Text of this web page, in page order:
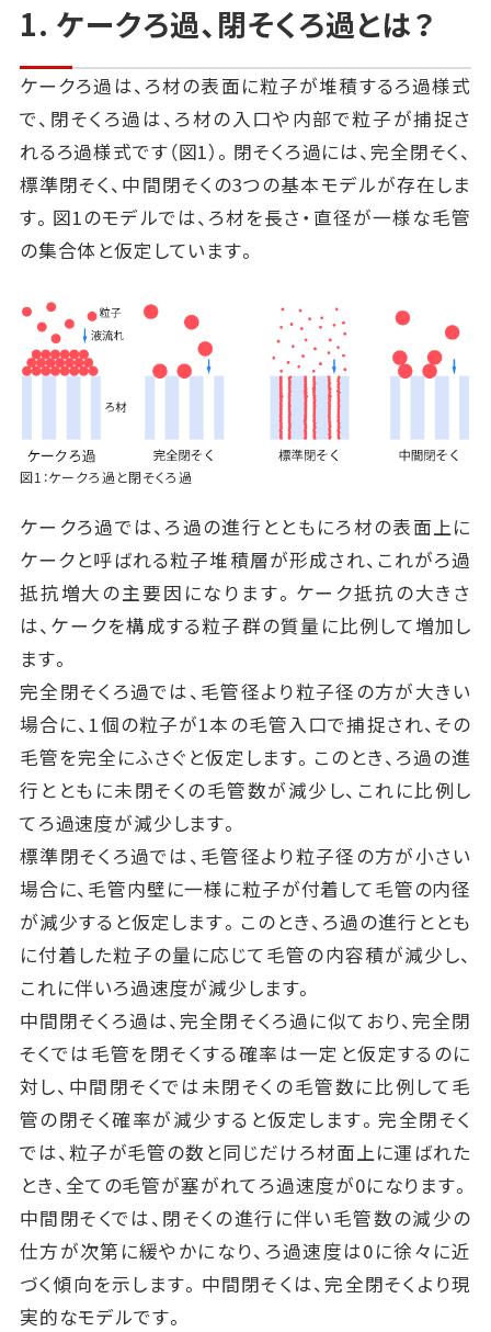
1. ケークろ過、閉そくろ過とは？
ケークろ過は、ろ材の表面に粒子が堆積するろ過様式
で、閉そくろ過は、ろ材の入口や内部で粒子が捕捉さ
れるろ過様式です（図1）。閉そくろ過には、完全閉そく、
標準閉そく、中間閉そくの3つの基本モデルが存在しま
す。図1のモデルでは、ろ材を長さ・直径が一様な毛管
の集合体と仮定しています。
図1：ケークろ過と閉そくろ過
ケークろ過では、ろ過の進行とともにろ材の表面上に
ケークと呼ばれる粒子堆積層が形成され、これがろ過
抵抗増大の主要因になります。ケーク抵抗の大きさ
は、ケークを構成する粒子群の質量に比例して増加し
ます。
完全閉そくろ過では、毛管径より粒子径の方が大きい
場合に、1個の粒子が1本の毛管入口で捕捉され、その
毛管を完全にふさぐと仮定します。このとき、ろ過の進
行とともに未閉そくの毛管数が減少し、これに比例し
てろ過速度が減少します。
標準閉そくろ過では、毛管径より粒子径の方が小さい
場合に、毛管内壁に一様に粒子が付着して毛管の内径
が減少すると仮定します。このとき、ろ過の進行ととも
に付着した粒子の量に応じて毛管の内容積が減少し、
これに伴いろ過速度が減少します。
中間閉そくろ過は、完全閉そくろ過に似ており、完全閉
そくでは毛管を閉そくする確率は一定と仮定するのに
対し、中間閉そくでは未閉そくの毛管数に比例して毛
管の閉そく確率が減少すると仮定します。完全閉そく
では、粒子が毛管の数と同じだけろ材面上に運ばれた
とき、全ての毛管が塞がれてろ過速度が0になります。
中間閉そくでは、閉そくの進行に伴い毛管数の減少の
仕方が次第に緩やかになり、ろ過速度は0に徐々に近
づく傾向を示します。中間閉そくは、完全閉そくより現
実的なモデルです。